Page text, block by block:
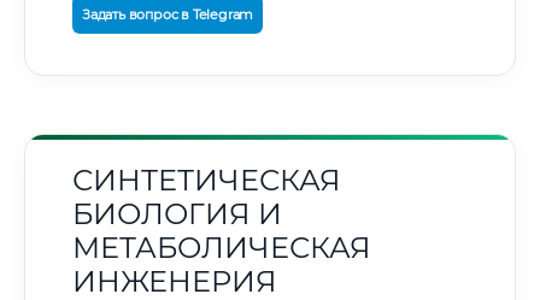
Задать вопрос в Telegram
СИНТЕТИЧЕСКАЯ
БИОЛОГИЯ И
МЕТАБОЛИЧЕСКАЯ
ИНЖЕНЕРИЯ